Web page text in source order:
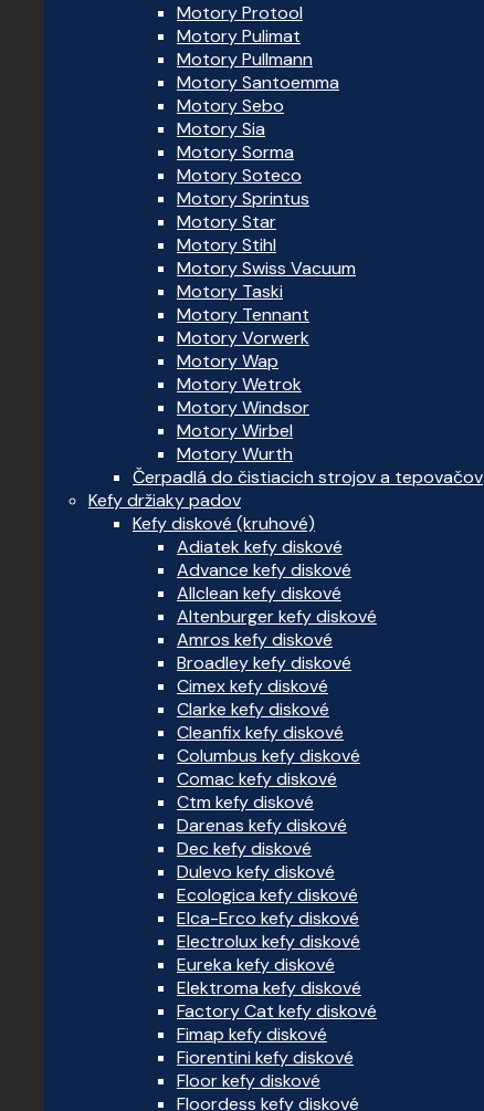
Motory Protool
Motory Pulimat
Motory Pullmann
Motory Santoemma
Motory Sebo
Motory Sia
Motory Sorma
Motory Soteco
Motory Sprintus
Motory Star
Motory Stihl
Motory Swiss Vacuum
Motory Taski
Motory Tennant
Motory Vorwerk
Motory Wap
Motory Wetrok
Motory Windsor
Motory Wirbel
Motory Wurth
Čerpadlá do čistiacich strojov a tepovačov
Kefy držiaky padov
Kefy diskové (kruhové)
Adiatek kefy diskové
Advance kefy diskové
Allclean kefy diskové
Altenburger kefy diskové
Amros kefy diskové
Broadley kefy diskové
Cimex kefy diskové
Clarke kefy diskové
Cleanfix kefy diskové
Columbus kefy diskové
Comac kefy diskové
Ctm kefy diskové
Darenas kefy diskové
Dec kefy diskové
Dulevo kefy diskové
Ecologica kefy diskové
Elca-Erco kefy diskové
Electrolux kefy diskové
Eureka kefy diskové
Elektroma kefy diskové
Factory Cat kefy diskové
Fimap kefy diskové
Fiorentini kefy diskové
Floor kefy diskové
Floordess kefy diskové